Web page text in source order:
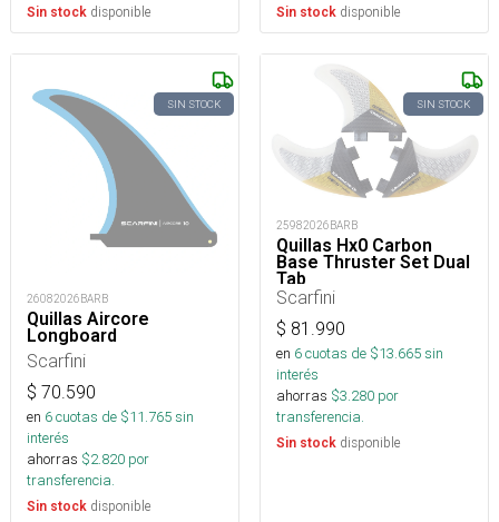
Sin stock disponible Sin stock disponible
SIN STOCK
26082026BARB
Quillas Aircore
Longboard
Scarfini
$ 70.590
en 6cuotas de $11.765sin
interés
ahorras $2.820 por
transferencia.
Sin stock disponible
SIN STOCK
25982026BARB
Quillas Hx0 Carbon
Base Thruster Set Dual
Tab
Scarfini
$ 81.990
en 6cuotas de $13.665sin
interés
ahorras $3.280 por
transferencia.
Sin stock disponible